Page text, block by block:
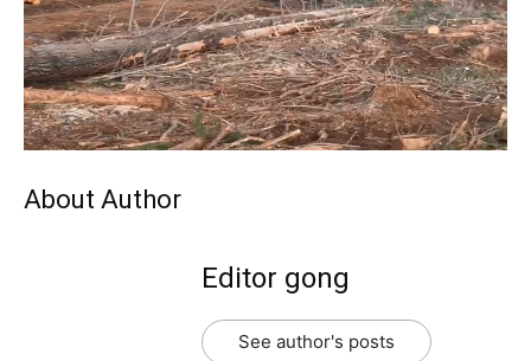
About Author
Editor gong
See author's posts